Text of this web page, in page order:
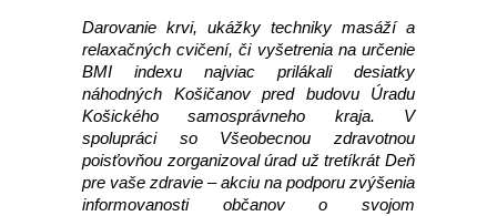
Darovanie krvi, ukážky techniky masáží a
relaxačných cvičení, či vyšetrenia na určenie
BMI indexu najviac prilákali desiatky
náhodných Košičanov pred budovu Úradu
Košického samosprávneho kraja. V
spolupráci so Všeobecnou zdravotnou
poisťovňou zorganizoval úrad už tretíkrát Deň
pre vaše zdravie – akciu na podporu zvýšenia
informovanosti občanov o svojom